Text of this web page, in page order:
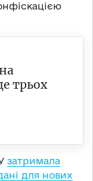
трьох
затримала
для нових